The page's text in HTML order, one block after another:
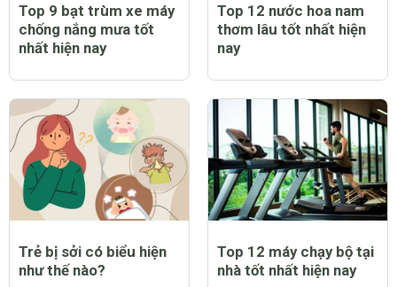
Top 9 bạt trùm xe máy
chống nắng mưa tốt
nhất hiện nay
Top 12 nước hoa nam
thơm lâu tốt nhất hiện
nay
Trẻ bị sởi có biểu hiện
như thế nào?
Top 12 máy chạy bộ tại
nhà tốt nhất hiện nay